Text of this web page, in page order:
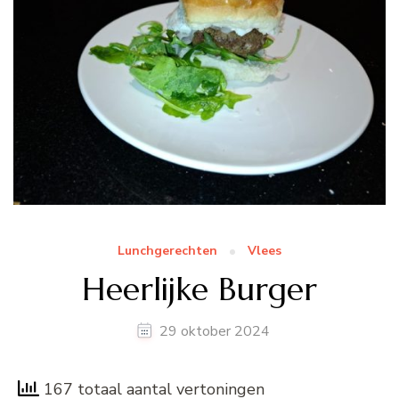
Lunchgerechten Vlees
Heerlijke Burger
29 oktober 2024
167 totaal aantal vertoningen